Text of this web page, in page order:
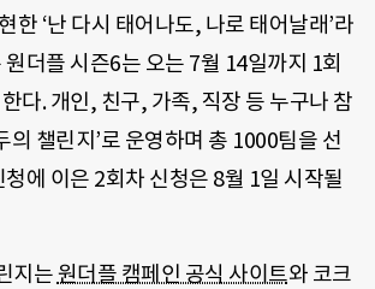
한 ‘난 다시 태어나도, 나로 태어날래’라
더플 시즌6는 오는 7월 14일까지 1회
다. 개인, 친구, 가족, 직장 등 누구나 참
의 챌린지’로 운영하며 총 1000팀을 선
에 이은 2회차 신청은 8월 1일 시작될
지는원더플 캠페인 공식 사이트와 코크